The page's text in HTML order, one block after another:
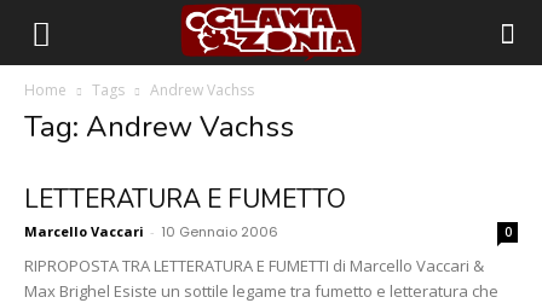
Home Tags Andrew Vachss
Tag: Andrew Vachss
LETTERATURA E FUMETTO
Marcello Vaccari - 10 Gennaio 2006 0
RIPROPOSTA TRA LETTERATURA E FUMETTI di Marcello Vaccari &
Max Brighel Esiste un sottile legame tra fumetto e letteratura che